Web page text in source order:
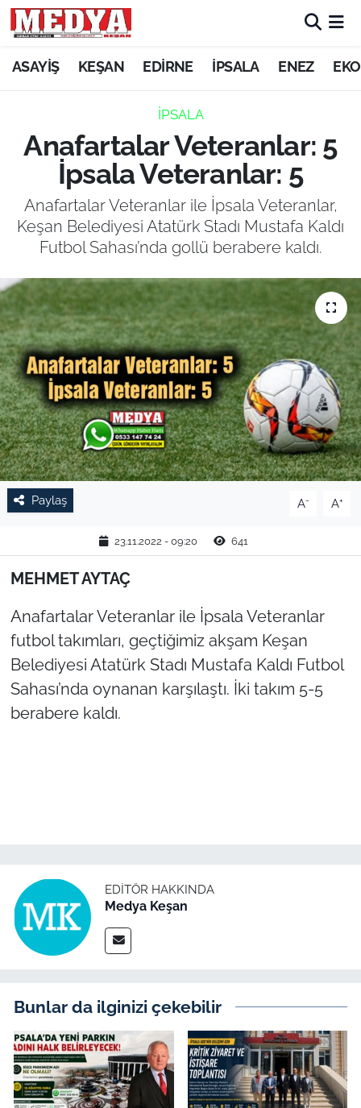
ASAYİŞ KEŞAN EDİRNE İPSALA ENEZ
İPSALA
Anafartalar Veteranlar: 5
İpsala Veteranlar: 5
Anafartalar Veteranlar ile İpsala Veteranlar,
Keşan Belediyesi Atatürk Stadı Mustafa Kaldı
Futbol Sahası’nda gollü berabere kaldı.
Paylaş A- A+
23.11.2022 - 09:20 641
MEHMET AYTAÇ
Anafartalar Veteranlar ile İpsala Veteranlar
futbol takımları, geçtiğimiz akşam Keşan
Belediyesi Atatürk Stadı Mustafa Kaldı Futbol
Sahası’nda oynanan karşılaştı. İki takım 5-5
berabere kaldı.
EDITÖR HAKKINDA
Medya Keşan
Bunlar da ilginizi çekebilir
KEŞAN
ASAYİŞ
SİYASET
GÜNDEM
SAĞLIK
EĞİTİM
TARIM VE HAYVANCILIK
KÜLTÜR SANAT
RESMİ İLAN
SPOR
YAŞAM
TEKİRDAĞ
KIRKLARELİ
ÇANAKKALE
Genel
Politika
Dış Haberler
Magazin
İş Dünyası